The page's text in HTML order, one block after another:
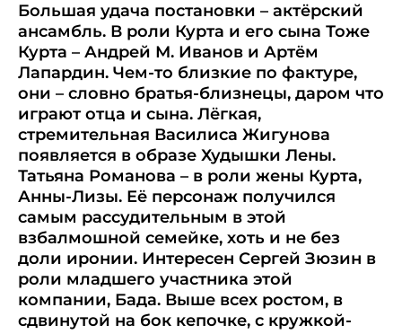
Большая удача постановки – актёрский
ансамбль. В роли Курта и его сына Тоже
Курта – Андрей М. Иванов и Артём
Лапардин. Чем-то близкие по фактуре,
они – словно братья-близнецы, даром что
играют отца и сына. Лёгкая,
стремительная Василиса Жигунова
появляется в образе Худышки Лены.
Татьяна Романова – в роли жены Курта,
Анны-Лизы. Её персонаж получился
самым рассудительным в этой
взбалмошной семейке, хоть и не без
доли иронии. Интересен Сергей Зюзин в
роли младшего участника этой
компании, Бада. Выше всех ростом, в
сдвинутой на бок кепочке, с кружкой-